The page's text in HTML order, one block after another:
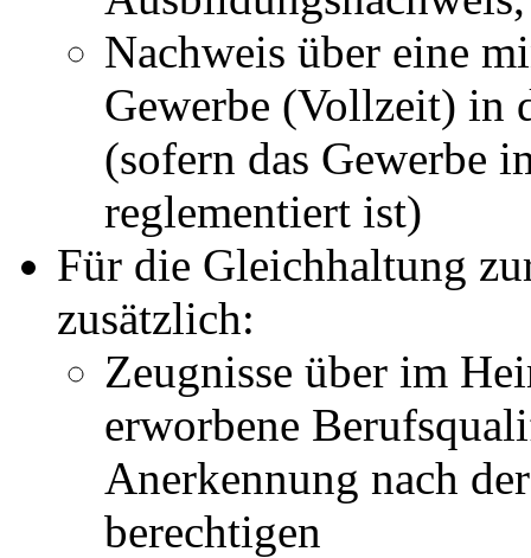
Nachweis über eine
Gewerbe (Vollzeit) in
(sofern das Gewerbe
reglementiert ist)
Für die Gleichhaltung
zusätzlich:
Zeugnisse über im
erworbene
Anerkennung nach
berechtigen